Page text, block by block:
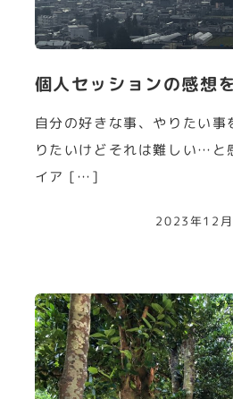
個人セッションの感想
自分の好きな事、やりたい
りたいけどそれは難しい…と
イア […]
2023年12